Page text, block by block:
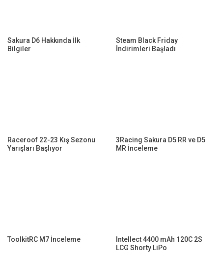
Sakura D6 Hakkında İlk
Bilgiler
Steam Black Friday
İndirimleri Başladı
Raceroof 22-23 Kış Sezonu
Yarışları Başlıyor
3Racing Sakura D5 RR ve D5
MR İnceleme
ToolkitRC M7 İnceleme
Intellect 4400 mAh 120C 2S
LCG Shorty LiPo